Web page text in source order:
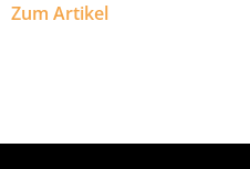
Zum Artikel